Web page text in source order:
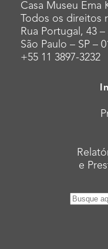
Casa Museu Ema
Todos os direitos
Rua Portugal, 43
São Paulo – SP –
+55 11 3897-3232
e